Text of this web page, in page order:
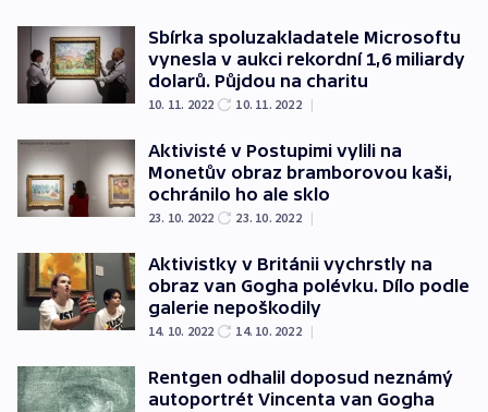
Sbírka spoluzakladatele Microsoftu
vynesla v aukci rekordní 1,6 miliardy
dolarů. Půjdou na charitu
10. 11. 2022 10. 11. 2022 |
Aktivisté v Postupimi vylili na
Monetův obraz bramborovou kaši,
ochránilo ho ale sklo
23. 10. 2022 23. 10. 2022 |
Aktivistky v Británii vychrstly na
obraz van Gogha polévku. Dílo podle
galerie nepoškodily
14. 10. 2022 14. 10. 2022 |
Rentgen odhalil doposud neznámý
autoportrét Vincenta van Gogha